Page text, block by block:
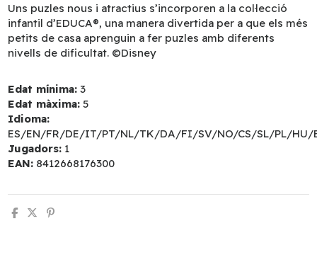
Uns puzles nous i atractius s’incorporen a la col·lecció
infantil d’EDUCA®, una manera divertida per a que els més
petits de casa aprenguin a fer puzles amb diferents
nivells de dificultat. ©Disney
Edat mínima: 3
Edat màxima: 5
Idioma:
ES/EN/FR/DE/IT/PT/NL/TK/DA/FI/SV/NO/CS/SL/PL/HU/
Jugadors: 1
EAN: 8412668176300